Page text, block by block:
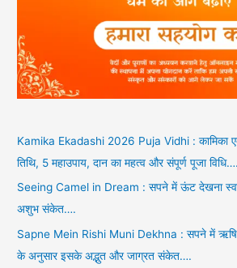
Kamika Ekadashi 2026 Puja Vidhi : कामिका
तिथि, 5 महाउपाय, दान का महत्व और संपूर्ण पूजा विधि….
Seeing Camel in Dream : सपने में ऊंट देखना
अशुभ संकेत….
Sapne Mein Rishi Muni Dekhna : सपने में ऋषि-
के अनुसार इसके अद्भुत और जाग्रत संकेत….